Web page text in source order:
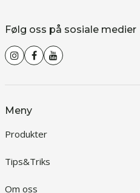
Følg oss på sosiale medier
Meny
Produkter
Tips&Triks
Om oss